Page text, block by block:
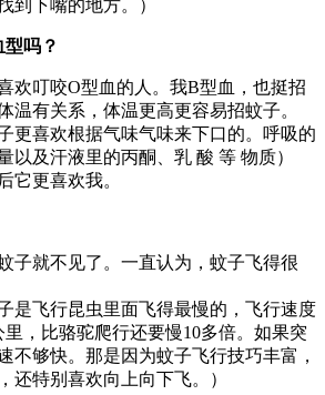
到下嘴的地方。）
吗？
欢叮咬O型血的人。我B型血，也挺招
温有关系，体温更高更容易招蚊子。
更喜欢根据气味气味来下口的。呼吸的
以及汗液里的丙酮、乳 酸 等 物质）
它更喜欢我。
子就不见了。一直认为，蚊子飞得很
是飞行昆虫里面飞得最慢的，飞行速度
里，比骆驼爬行还要慢10多倍。如果突
不够快。那是因为蚊子飞行技巧丰富，
还特别喜欢向上向下飞。）